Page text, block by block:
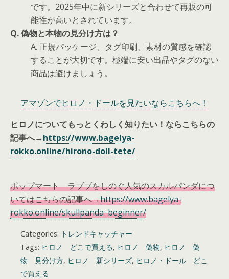
です。2025年中に新シリーズと合わせて再販の可
能性が高いとされています。
Q. 偽物と本物の見分け方は？
A. 正規パッケージ、タグ印刷、素材の質感を確認
することが大切です。極端に安い出品やタグのない
商品は避けましょう。
アマゾンでヒロノ・ドールを見たいならこちらへ！
ヒロノについてもっとくわしく知りたい！ならこちらの
記事へ→https://www.bagelya-
rokko.online/hirono-doll-tete/
ポップマート ラブブをしのぐ人気のスカルパンダにつ
いてはこちらの記事へ→https://www.bagelya-
rokko.online/skullpandaｰbeginner/
Categories: トレンドキャッチャー
Tags: ヒロノ どこで買える, ヒロノ 偽物, ヒロノ 偽
物 見分け方, ヒロノ 新シリーズ, ヒロノ・ドール どこ
で買える